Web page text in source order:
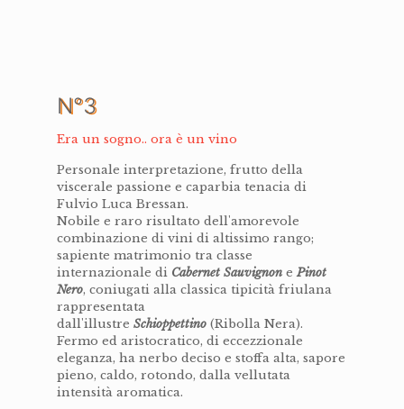
N°3
Era un sogno.. ora è un vino
Personale interpretazione, frutto della
viscerale passione e caparbia tenacia di
Fulvio Luca Bressan.
Nobile e raro risultato dell'amorevole
combinazione di vini di altissimo rango;
sapiente matrimonio tra classe
internazionale di Cabernet Sauvignon ePinot
Nero, coniugati alla classica tipicità friulana
rappresentata
dall'illustre Schioppettino (Ribolla Nera).
Fermo ed aristocratico, di eccezzionale
eleganza, ha nerbo deciso e stoffa alta, sapore
pieno, caldo, rotondo, dalla vellutata
intensità aromatica.